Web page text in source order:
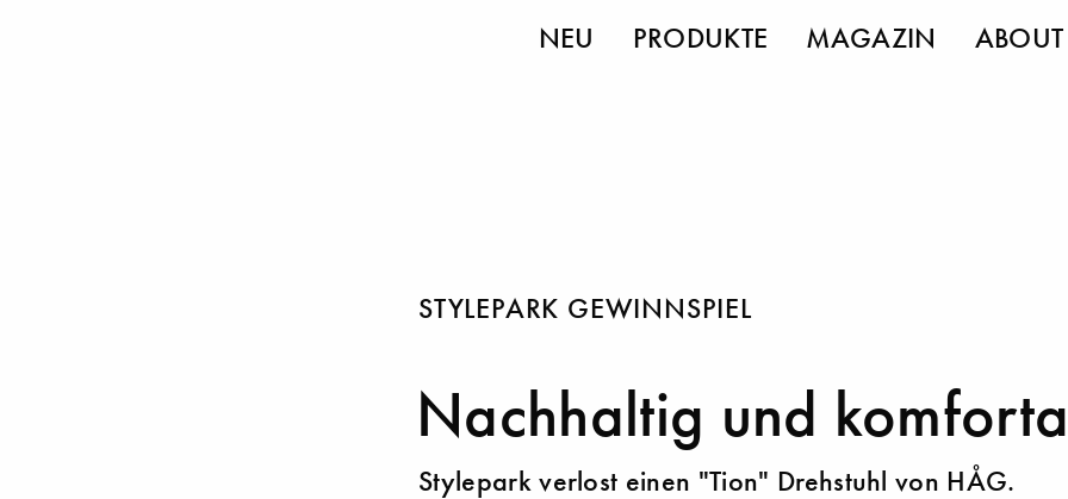
NEU PRODUKTE MAGAZIN ABOUT
STYLEPARK GEWINNSPIEL
Nachhaltig und
Stylepark verlost einen "Tion" Drehstuhl von HÅG.